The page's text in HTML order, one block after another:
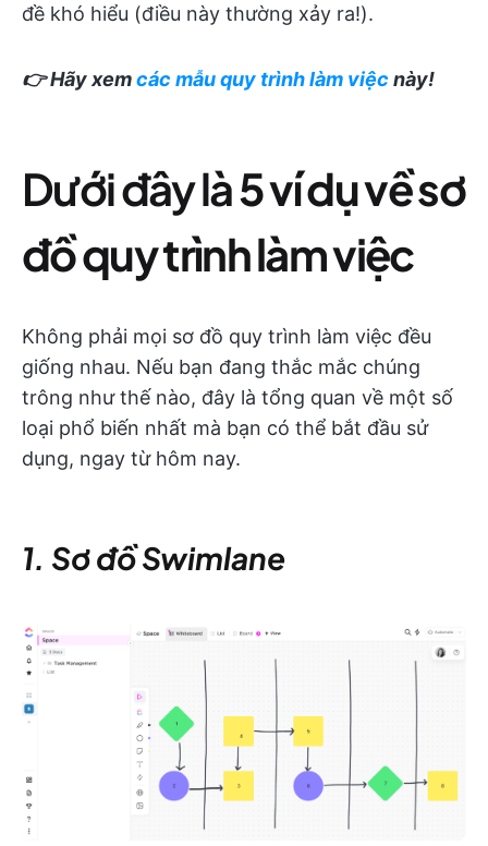
đề khó hiểu (điều này thường xảy ra!).
👉 Hãy xemcác mẫu quy trình làm việc này!
Dưới đây là5 ví dụ về sơ
đồ quy trình làm việc
Không phải mọi sơ đồ quy trình làm việc đều
giống nhau. Nếu bạn đang thắc mắc chúng
trông như thế nào, đây là tổng quan về một số
loại phổ biến nhất mà bạn có thể bắt đầu sử
dụng, ngay từ hôm nay.
1. Sơ đồ Swimlane